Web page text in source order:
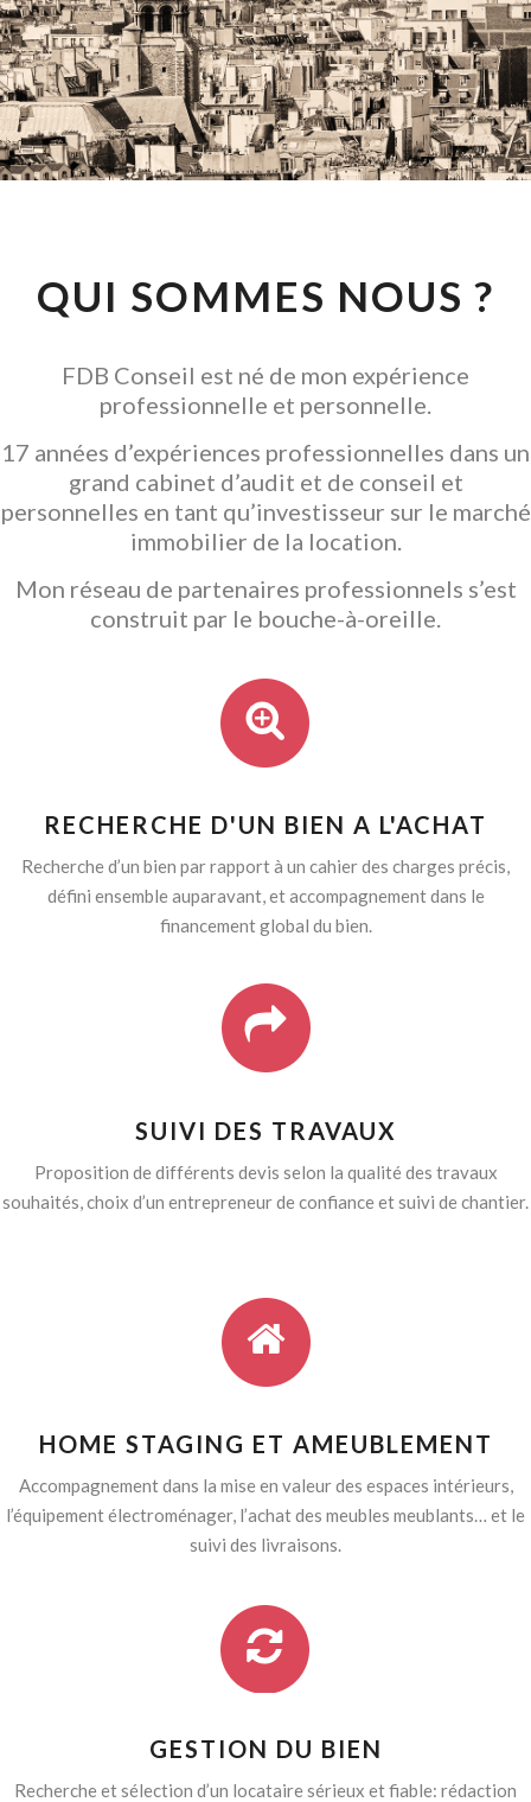
CONSEIL EN
INVESTISSEMENT
LOCATIF
GARANTIR L' ACQUISITION
QUI SOMMES NOUS ?
FDB Conseil est né de mon expérience
professionnelle et personnelle.
17 années d’expériences professionnelles dans un
grand cabinet d’audit et de conseil et
personnelles en tant qu’investisseur sur le marché
immobilier de la location.
Mon réseau de partenaires professionnels s’est
construit par le bouche-à-oreille.
RECHERCHE D'UN BIEN A L'ACHAT
Recherche d’un bien par rapport à un cahier des charges précis,
défini ensemble auparavant, et accompagnement dans le
financement global du bien.
SUIVI DES TRAVAUX
Proposition de différents devis selon la qualité des travaux
souhaités, choix d’un entrepreneur de confiance et suivi de chantier.
HOME STAGING ET AMEUBLEMENT
Accompagnement dans la mise en valeur des espaces intérieurs,
l’équipement électroménager, l’achat des meubles meublants… et le
suivi des livraisons.
GESTION DU BIEN
Recherche et sélection d’un locataire sérieux et fiable: rédaction